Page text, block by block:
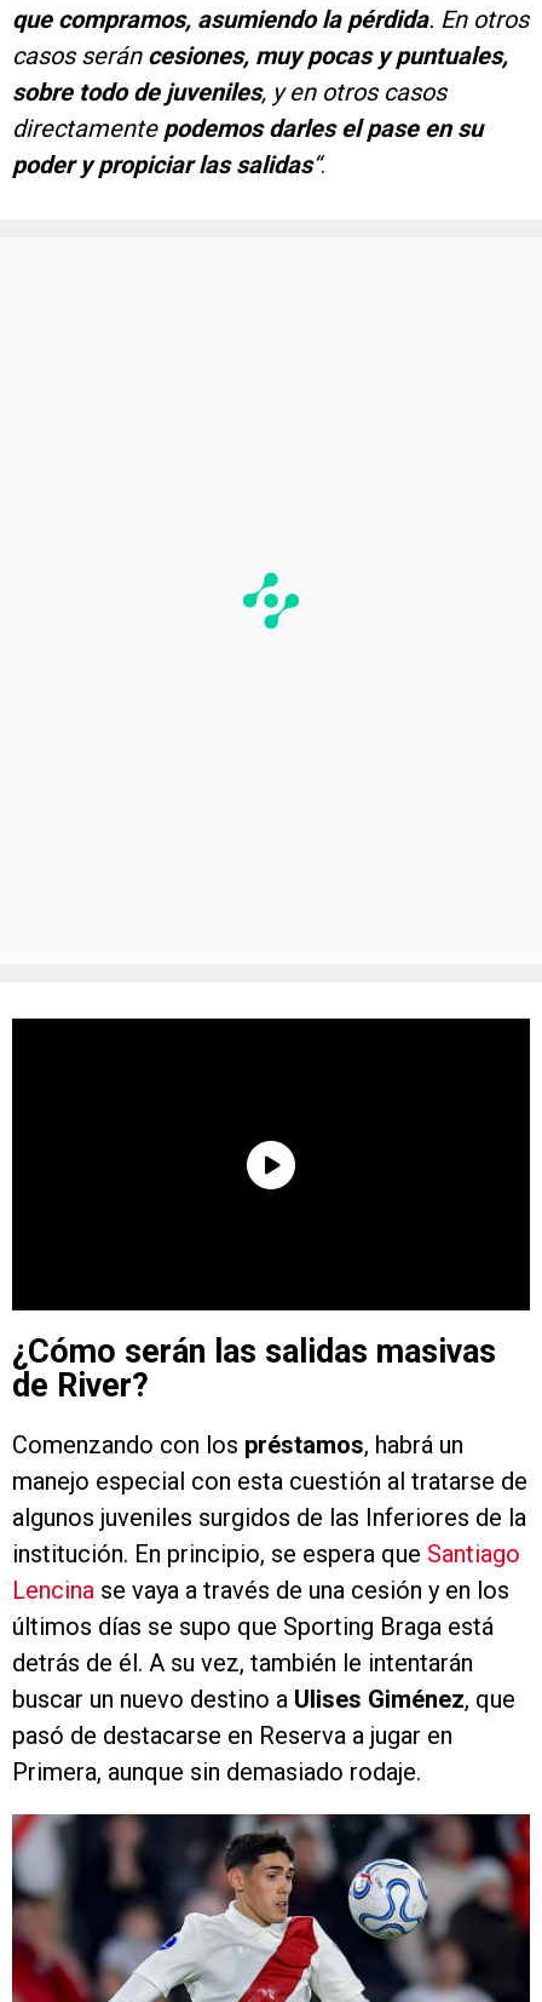
que compramos, asumiendo la pérdida. En otros
casos serán cesiones, muy pocas y puntuales,
sobre todo de juveniles, y en otros casos
directamente podemos darles el pase en su
poder y propiciar las salidas“.
¿Cómo serán las salidas masivas
de River?
Comenzando con los préstamos, habrá un
manejo especial con esta cuestión al tratarse de
algunos juveniles surgidos de las Inferiores de la
institución. En principio, se espera que Santiago
Lencina se vaya a través de una cesión y en los
últimos días se supo que Sporting Braga está
detrás de él. A su vez, también le intentarán
buscar un nuevo destino a Ulises Giménez, que
pasó de destacarse en Reserva a jugar en
Primera, aunque sin demasiado rodaje.